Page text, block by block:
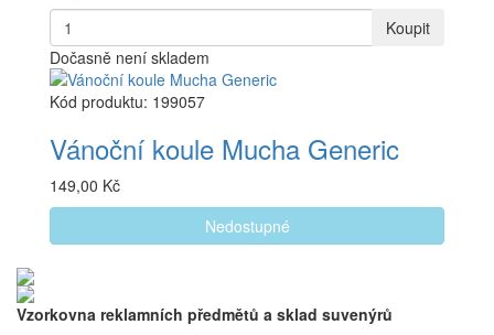
Koupit
Dočasně není skladem
Kód produktu: 199057
Vánoční koule Mucha Generic
149,00 Kč
Nedostupné
Vzorkovna reklamních předmětů a sklad suvenýrů